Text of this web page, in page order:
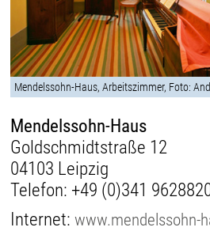
Mendelssohn-Haus, Arbeitszimmer, Foto:
Mendelssohn-Haus
Goldschmidtstraße 12
04103 Leipzig
Telefon: +49 (0)341
Internet:www.mendelssohn-